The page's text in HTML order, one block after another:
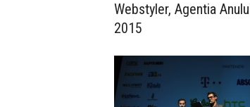
Webstyler, Agentia
2015